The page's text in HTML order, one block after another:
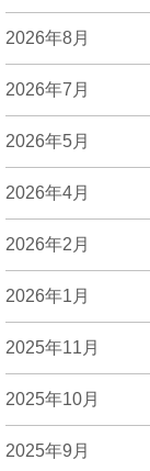
2026年8月
2026年7月
2026年5月
2026年4月
2026年2月
2026年1月
2025年11月
2025年10月
2025年9月